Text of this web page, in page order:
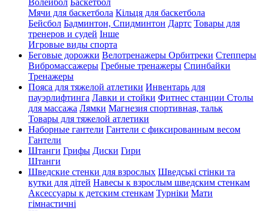
Мячи для баскетбола Кільця для баскетбола
Бейсбол Бадминтон, Спидминтон Дартс Товары для
тренеров и судей Інше
Игровые виды спорта
Беговые дорожки Велотренажеры Орбитреки Степперы
Вибромассажеры Гребные тренажеры Спинбайки
Тренажеры
Пояса для тяжелой атлетики Инвентарь для
пауэрлифтинга Лавки и стойки Фитнес станции Столы
для массажа Лямки Магнезия спортивная, тальк
Товары для тяжелой атлетики
Наборные гантели Гантели с фиксированным весом
Гантели
Штанги Грифы Диски Гири
Штанги
Шведские стенки для взрослых Шведські стінки та
кутки для дітей Навесы к взрослым шведским стенкам
Аксессуары к детским стенкам Турніки Мати
гімнастичні